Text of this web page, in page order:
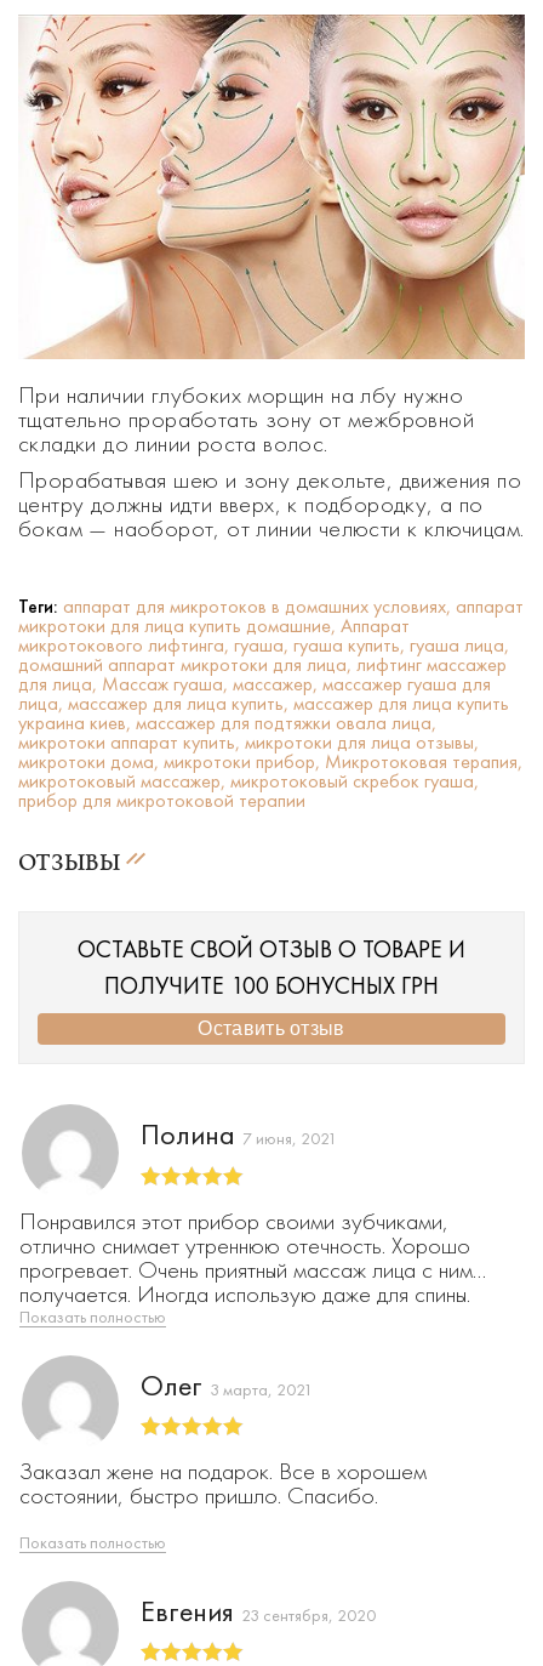
При наличии глубоких морщин на лбу нужно
тщательно проработать зону от межбровной
складки до линии роста волос.
Прорабатывая шею и зону декольте, движения по
центру должны идти вверх, к подбородку, а по
бокам — наоборот, от линии челюсти к ключицам.
Теги: аппарат для микротоков в домашних условиях, аппарат
микротоки для лица купить домашние, Аппарат
микротокового лифтинга, гуаша, гуаша купить, гуаша лица,
домашний аппарат микротоки для лица, лифтинг массажер
для лица, Массаж гуаша, массажер, массажер гуаша для
лица, массажер для лица купить, массажер для лица купить
украина киев, массажер для подтяжки овала лица,
микротоки аппарат купить, микротоки для лица отзывы,
микротоки дома, микротоки прибор, Микротоковая терапия,
микротоковый массажер, микротоковый скребок гуаша,
прибор для микротоковой терапии
ОТЗЫВЫ
ОСТАВЬТЕ СВОЙ ОТЗЫВ О ТОВАРЕ И
ПОЛУЧИТЕ 100 БОНУСНЫХ ГРН
Оставить отзыв
Полина 7 июня, 2021
5
Понравился этот прибор своими зубчиками,
отлично снимает утреннюю отечность. Хорошо
прогревает. Очень приятный массаж лица с ним
получается. Иногда использую даже для спины.
Показать полностью
Олег 3 марта, 2021
5
Заказал жене на подарок. Все в хорошем
состоянии, быстро пришло. Спасибо.
Показать полностью
Евгения 23 сентября, 2020